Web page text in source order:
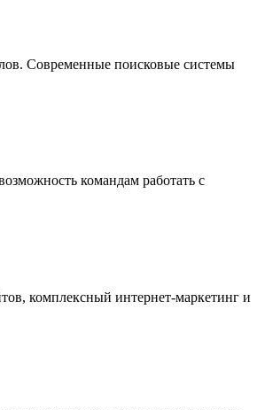
Современные поисковые системы
командам работать с
комплексный интернет-маркетинг и